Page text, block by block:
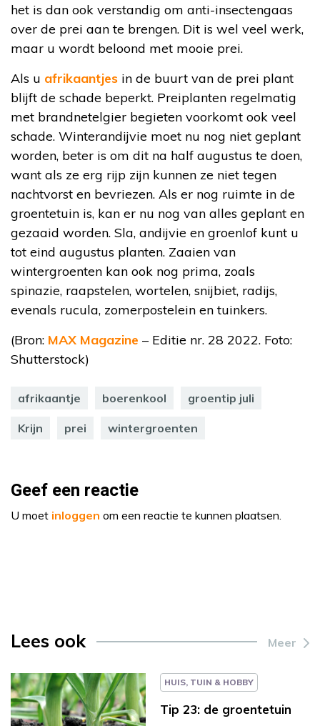
het is dan ook verstandig om anti-insectengaas
over de prei aan te brengen. Dit is wel veel werk,
maar u wordt beloond met mooie prei.
Als u afrikaantjes in de buurt van de prei plant
blijft de schade beperkt. Preiplanten regelmatig
met brandnetelgier begieten voorkomt ook veel
schade. Winterandijvie moet nu nog niet geplant
worden, beter is om dit na half augustus te doen,
want als ze erg rijp zijn kunnen ze niet tegen
nachtvorst en bevriezen. Als er nog ruimte in de
groentetuin is, kan er nu nog van alles geplant en
gezaaid worden. Sla, andijvie en groenlof kunt u
tot eind augustus planten. Zaaien van
wintergroenten kan ook nog prima, zoals
spinazie, raapstelen, wortelen, snijbiet, radijs,
evenals rucula, zomerpostelein en tuinkers.
(Bron: MAX Magazine – Editie nr. 28 2022. Foto:
Shutterstock)
afrikaantje boerenkool groentip juli
Krijn prei wintergroenten
Geef een reactie
U moet inloggen om een reactie te kunnen plaatsen.
Lees ook Meer
HUIS, TUIN & HOBBY
Tip 23: de groentetuin